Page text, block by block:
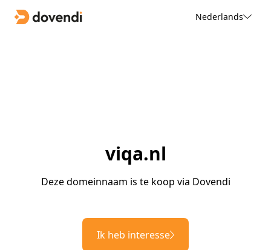
Nederlands
viqa.nl
Deze domeinnaam is te koop via Dovendi
Ik heb interesse